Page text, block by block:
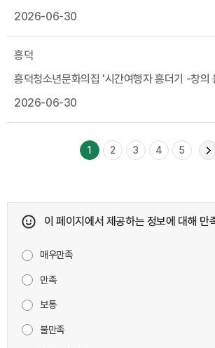
참가자 모집
2026-06-30
흥덕
흥덕청소년문화의집 '시간여행자 흥더기 -창의
참가자 모집
2026-06-30
1 2 3 4 5
이 페이지에서 제공하는 정보에 대해 만
매우만족
만족
보통
불만족